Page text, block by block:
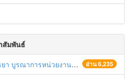
สัมพันธ์
อ่าน 6,235
สุดกับผู้ประกอบการร้านค้าที่ยังฝ่าฝืนตั้งร้านค้ารุกล้ำเขตพื้นที่ทางหลวง เตรียมความปลอดภัยก่อนเทศกาลสงกรานต์